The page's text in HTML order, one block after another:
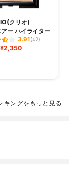
クリオ)
ー ハイライター
3.91(42)
¥2,350
キングをもっと見る